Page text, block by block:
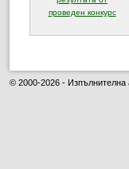
проведен конкурс
© 2000-2026 - Изпълнителна